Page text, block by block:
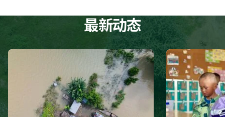
最新动态